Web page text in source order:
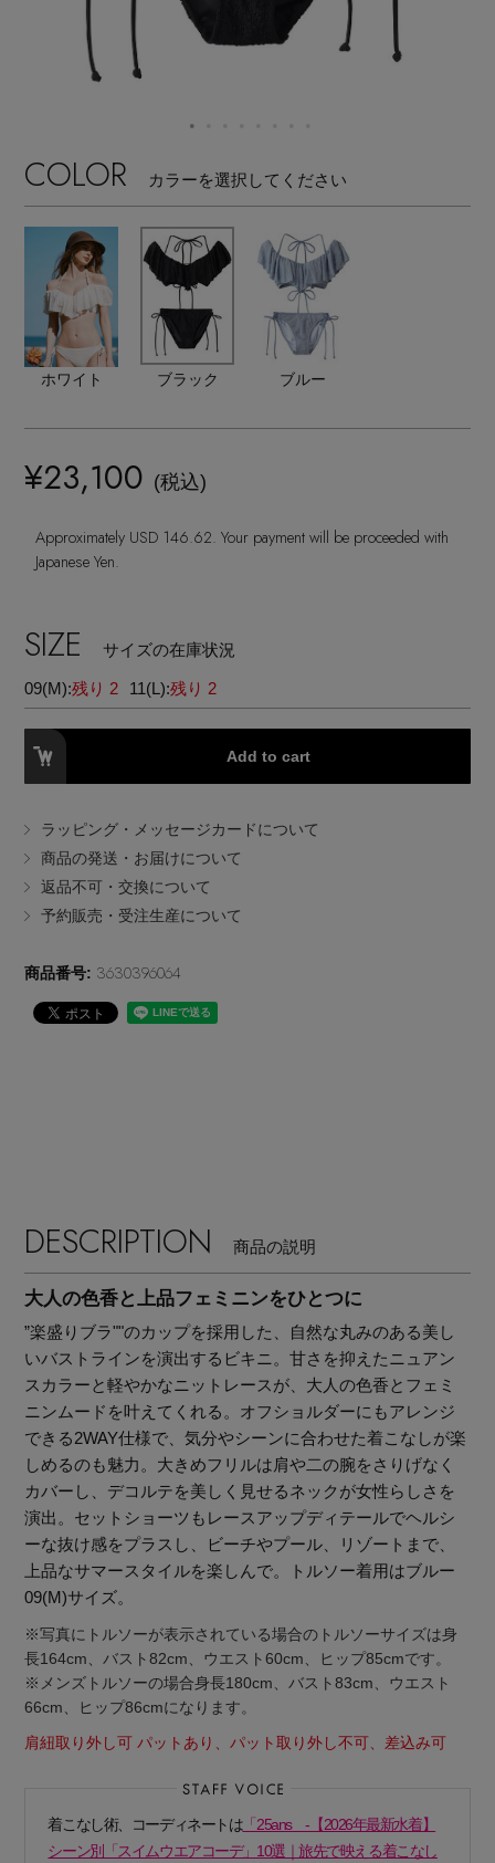
【CFCL】注目のPOP-UP
【雨の日】急な雨対策グッズ
【限定】ここでしか買えないアイテム
【ペプラム】トレンドシルエット
『ELLE』最新号掲載
ブラウス・シャツ
パンツ
スカート
ニット
コート
すべてのシューズ
パンプス
スニーカー
フラットシューズ
ブーツ
バッグ・財布
すべてのバッグ・財布
ショルダーバッグ
トートバッグ
財布・小物
ボディバッグ・ウェストポーチ
スーツケース
すべてのファッション小物
ストール・マフラー・ケープ
帽子・イヤーマフ
スマートフォンケース・タブレットケース
アイウェア
レッグウェア
チャーム・ストラップ
アクセサリー
すべてのアクセサリー
ピアス・イヤリング
ネックレス
アンクレット
チャーム
ランジェリー
すべてのランジェリー
ランジェリー
スポーツ
すべてのスポーツ
水着・スイムウェア
CONTENTS
特集一覧
NEW IN BRAND
BRAND NEWS
EDITOR'S CLOSET
メルマガ PICKUP
【エディターズ・エッセンシャル】
ベーシックとトレンドが交差する16の名品
よくあるご質問
COLOR カラーを選択してください
ホワイト ブラック ブルー
¥23,100 (税込)
Approximately USD 146.62. Your payment will be proceeded with
Japanese Yen.
SIZE サイズの在庫状況
09(M):残り 2 11(L):残り 2
Add to cart
ラッピング・メッセージカードについて
商品の発送・お届けについて
返品不可・交換について
予約販売・受注生産について
商品番号: 3630396064
DESCRIPTION 商品の説明
大人の色香と上品フェミニンをひとつに
”楽盛りブラ""のカップを採用した、自然な丸みのある美し
いバストラインを演出するビキニ。甘さを抑えたニュアン
スカラーと軽やかなニットレースが、大人の色香とフェミ
ニンムードを叶えてくれる。オフショルダーにもアレンジ
できる2WAY仕様で、気分やシーンに合わせた着こなしが楽
しめるのも魅力。大きめフリルは肩や二の腕をさりげなく
カバーし、デコルテを美しく見せるネックが女性らしさを
演出。セットショーツもレースアップディテールでヘルシ
ーな抜け感をプラスし、ビーチやプール、リゾートまで、
上品なサマースタイルを楽しんで。トルソー着用はブルー
09(M)サイズ。
※写真にトルソーが表示されている場合のトルソーサイズは身
長164cm、バスト82cm、ウエスト60cm、ヒップ85cmです。
※メンズトルソーの場合身長180cm、バスト83cm、ウエスト
66cm、ヒップ86cmになります。
肩紐取り外し可 パットあり、パット取り外し不可、差込み可
着こなし術、コーディネートは「25ans -【2026年最新水着】
シーン別「スイムウエアコーデ」10選｜旅先で映える着こなし